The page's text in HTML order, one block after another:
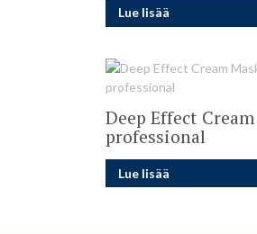
Lue lisää
Deep Effect
professional
Lue lisää